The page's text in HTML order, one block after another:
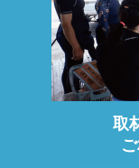
取